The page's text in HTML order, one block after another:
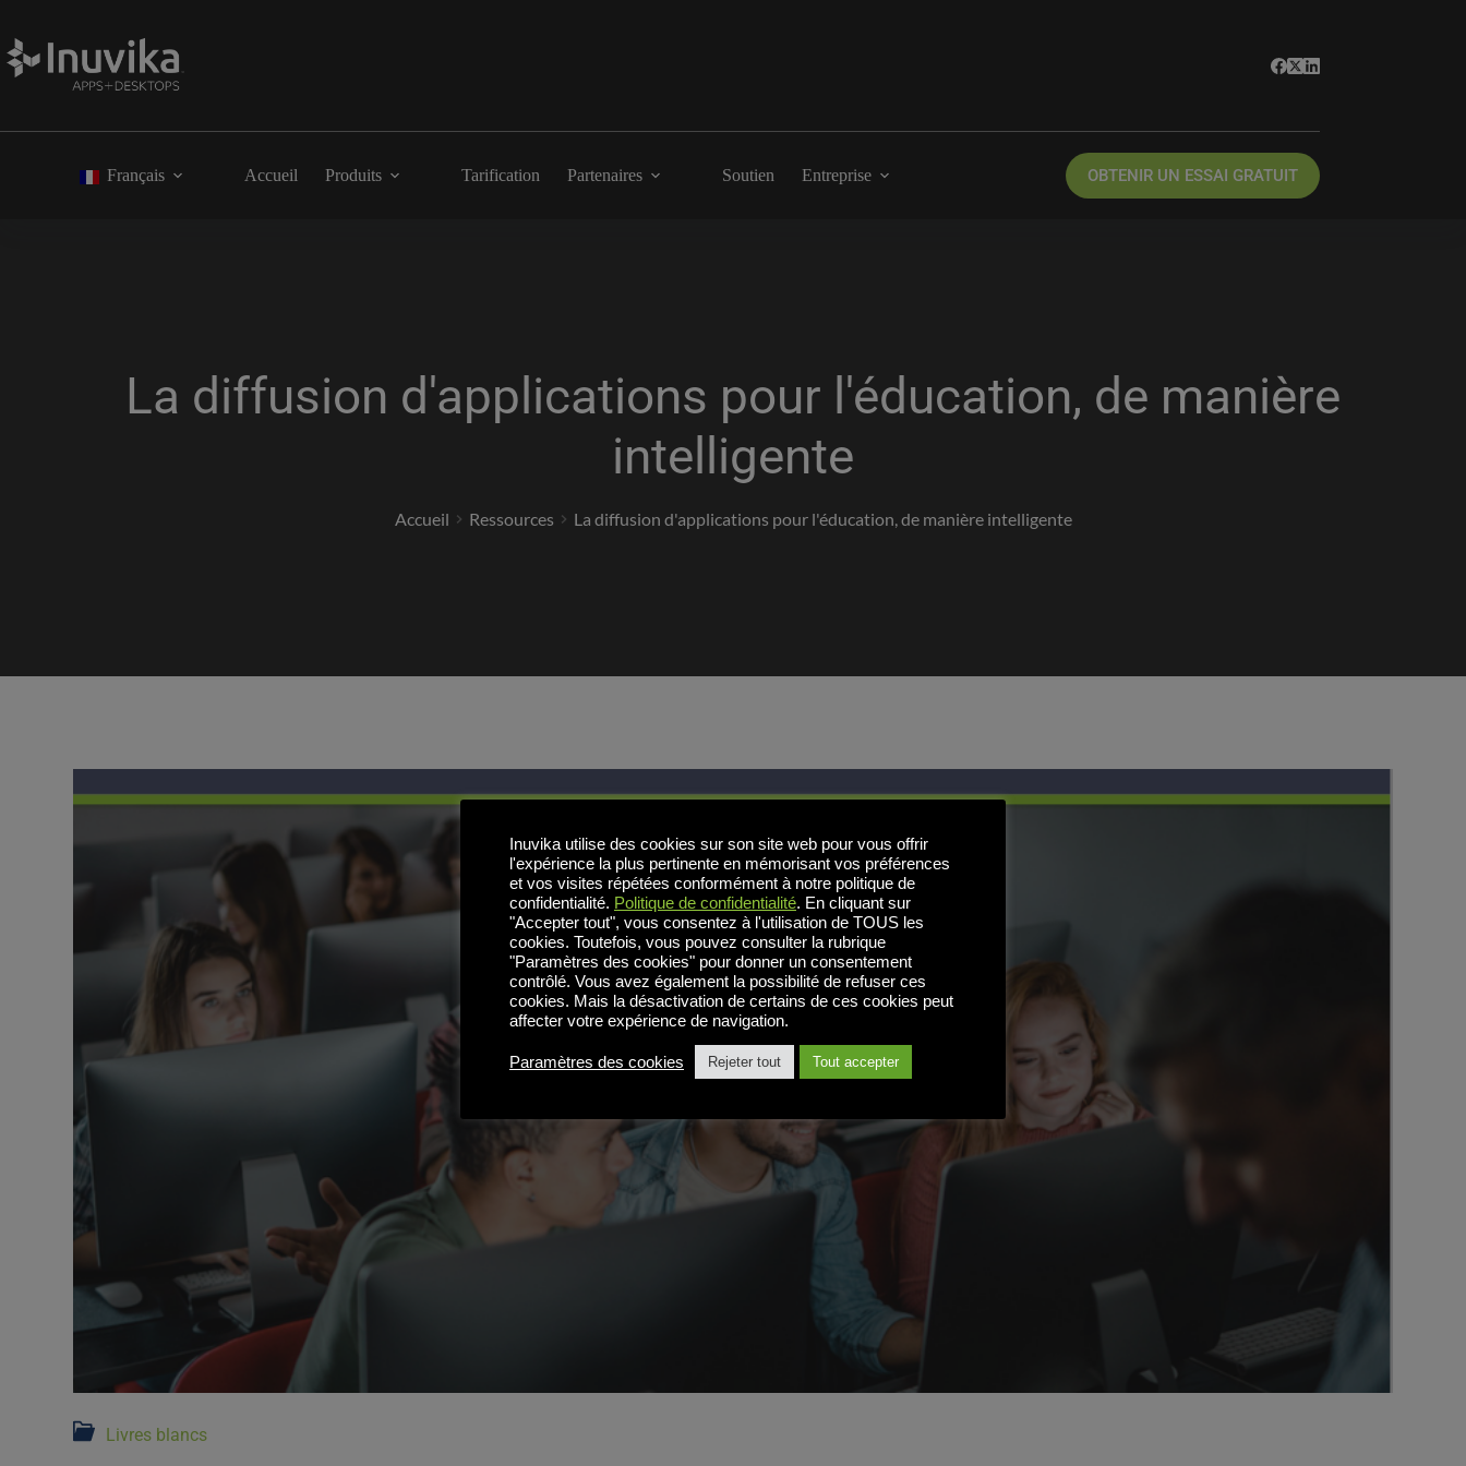
Français Accueil Produits Tarification Partenaires Soutien Entreprise OBTENIR UN ESSAI GRATUIT
La diffusion d'applications pour l'éducation, de manière
intelligente
Accueil Ressources La diffusion d'applications pour l'éducation, de manière intelligente
Livres blancs
Inuvika utilise des cookies sur son site web pour vous offrir
l'expérience la plus pertinente en mémorisant vos préférences
et vos visites répétées conformément à notre politique de
confidentialité. Politique de confidentialité. En cliquant sur
"Accepter tout", vous consentez à l'utilisation de TOUS les
cookies. Toutefois, vous pouvez consulter la rubrique
"Paramètres des cookies" pour donner un consentement
contrôlé. Vous avez également la possibilité de refuser ces
cookies. Mais la désactivation de certains de ces cookies peut
affecter votre expérience de navigation.
Paramètres des cookies Rejeter tout Tout accepter